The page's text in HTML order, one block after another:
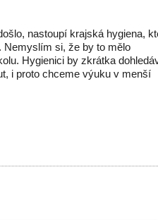
nastoupí krajská hygiena,
Nemyslím si, že by to mělo
Hygienici by zkrátka
i proto chceme výuku v menší